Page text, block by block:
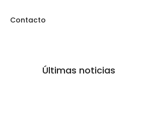
Contacto
Últimas noticias